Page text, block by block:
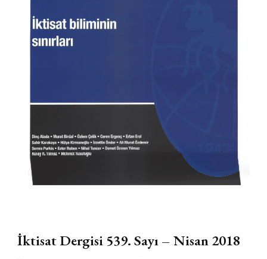
İktisat Dergisi 539. Sayı – Nisan 2018